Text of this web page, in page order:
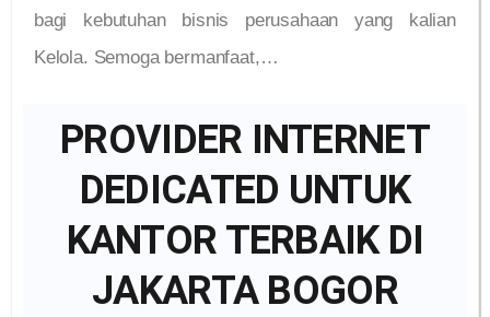
bagi kebutuhan bisnis perusahaan yang kalian
Kelola. Semoga bermanfaat,…
PROVIDER INTERNET
DEDICATED UNTUK
KANTOR TERBAIK DI
JAKARTA BOGOR